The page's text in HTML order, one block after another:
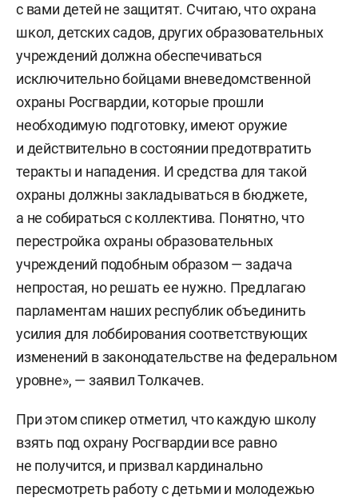
с вами детей не защитят. Считаю, что охрана
школ, детских садов, других образовательных
учреждений должна обеспечиваться
исключительно бойцами вневедомственной
охраны Росгвардии, которые прошли
необходимую подготовку, имеют оружие
и действительно в состоянии предотвратить
теракты и нападения. И средства для такой
охраны должны закладываться в бюджете,
а не собираться с коллектива. Понятно, что
перестройка охраны образовательных
учреждений подобным образом — задача
непростая, но решать ее нужно. Предлагаю
парламентам наших республик объединить
усилия для лоббирования соответствующих
изменений в законодательстве на федеральном
уровне», — заявил Толкачев.
При этом спикер отметил, что каждую школу
взять под охрану Росгвардии все равно
не получится, и призвал кардинально
пересмотреть работу с детьми и молодежью